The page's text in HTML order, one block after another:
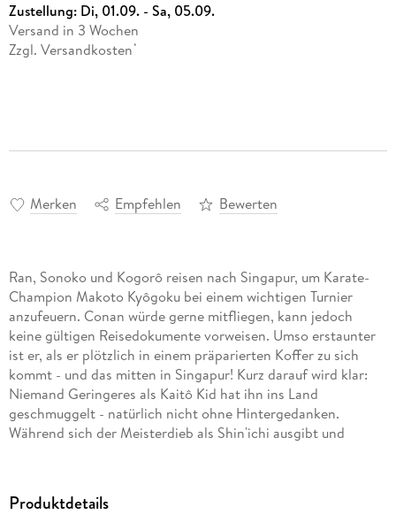
Zustellung: Di, 01.09. - Sa, 05.09.
Versand in 3 Wochen
Zzgl. Versandkosten *
Merken Empfehlen Bewerten
Ran, Sonoko und Kogorô reisen nach Singapur, um Karate-
Champion Makoto Kyôgoku bei einem wichtigen Turnier
anzufeuern. Conan würde gerne mitfliegen, kann jedoch
keine gültigen Reisedokumente vorweisen. Umso erstaunter
ist er, als er plötzlich in einem präparierten Koffer zu sich
kommt - und das mitten in Singapur! Kurz darauf wird klar:
Niemand Geringeres als Kaitô Kid hat ihn ins Land
geschmuggelt - natürlich nicht ohne Hintergedanken.
Während sich der Meisterdieb als Shin'ichi ausgibt und
ermordet, kurz darauf explodierte ihr Auto in der Tiefgarage.
Produktdetails